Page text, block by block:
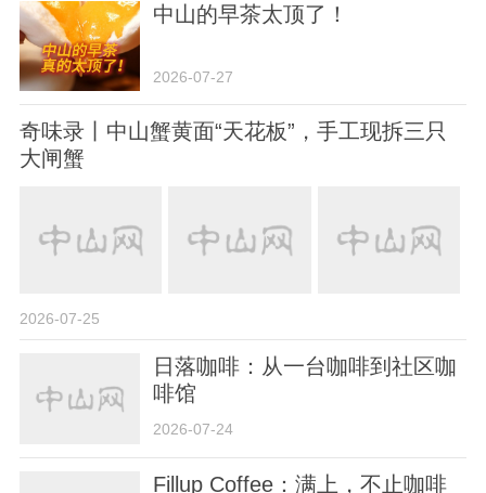
中山的早茶太顶了！
2026-07-27
奇味录丨中山蟹黄面“天花板”，手工现拆三只
大闸蟹
2026-07-25
日落咖啡：从一台咖啡到社区咖
啡馆
2026-07-24
Fillup Coffee：满上，不止咖啡